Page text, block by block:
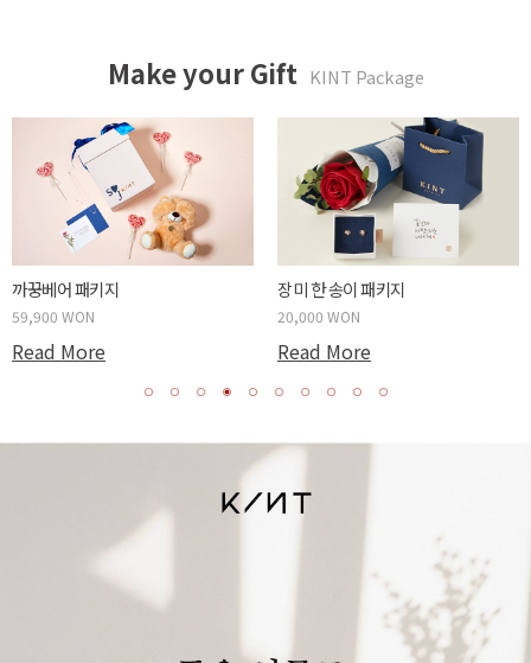
Make your Gift KINT Package
까꿍베어 패키지
59,900 WON
Read More
장미 한 송이 패키지
20,000 WON
Read More